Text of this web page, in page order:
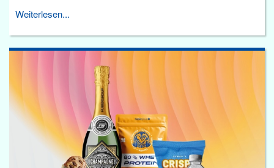
Weiterlesen...